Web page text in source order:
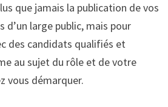
que jamais la publication de vos
d’un large public, mais pour
des candidats qualifiés et
au sujet du rôle et de votre
vous démarquer.